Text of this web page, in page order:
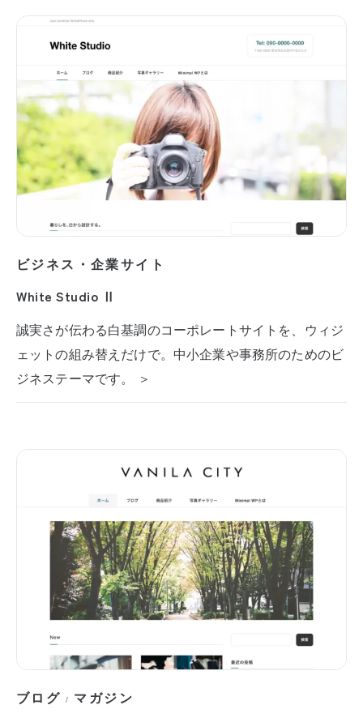
ビジネス・企業サイト
White Studio Ⅱ
誠実さが伝わる白基調のコーポレートサイトを、ウィジ
ェットの組み替えだけで。中小企業や事務所のためのビ
ジネステーマです。 ＞
ブログ / マガジン